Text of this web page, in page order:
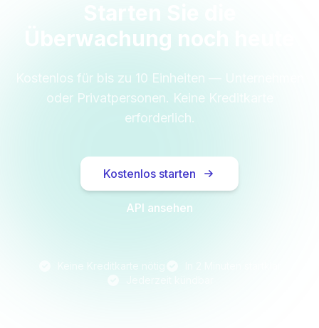
Überwachung noch heute
Kostenlos für bis zu 10 Einheiten — Unternehmen
oder Privatpersonen. Keine Kreditkarte
erforderlich.
Kostenlos starten
API ansehen